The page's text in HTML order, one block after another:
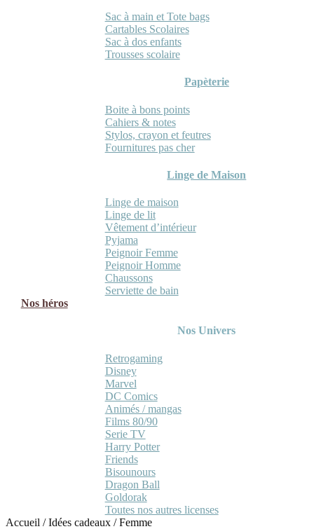
Sac à main et Tote bags
Cartables Scolaires
Sac à dos enfants
Trousses scolaire
Papèterie
Boite à bons points
Cahiers & notes
Stylos, crayon et feutres
Fournitures pas cher
Linge de Maison
Linge de maison
Linge de lit
Vêtement d’intérieur
Pyjama
Peignoir Femme
Peignoir Homme
Chaussons
Serviette de bain
Nos héros
Nos Univers
Retrogaming
Disney
Marvel
DC Comics
Animés / mangas
Films 80/90
Serie TV
Harry Potter
Friends
Bisounours
Dragon Ball
Goldorak
Toutes nos autres licenses
Accueil /Idées cadeaux /Femme